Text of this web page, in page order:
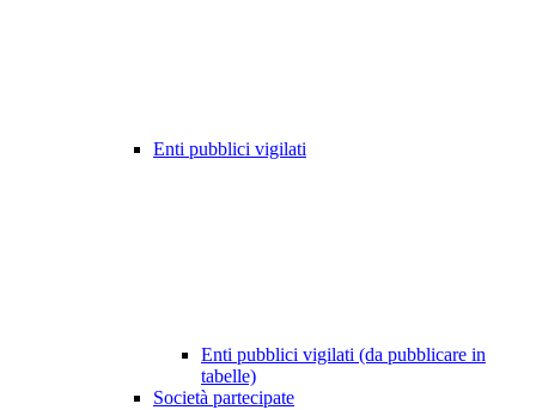
Enti pubblici vigilati
Enti pubblici vigilati (da pubblicare in
tabelle)
Società partecipate